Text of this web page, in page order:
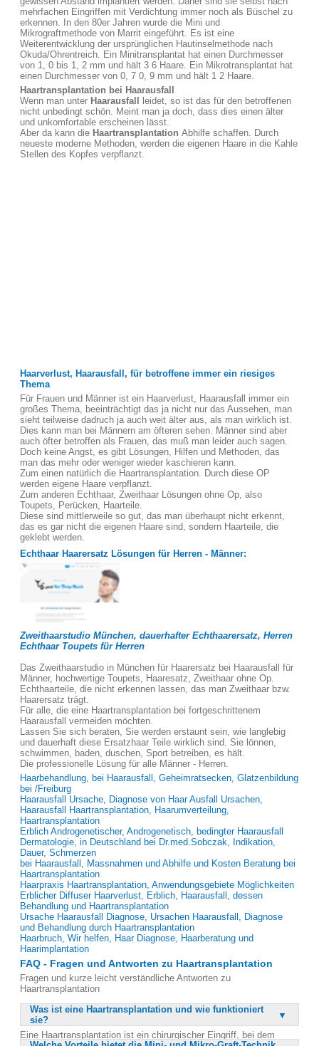
mehrfachen Eingriffen mit Verdichtung immer noch als Büschel zu
erkennen. In den 80er Jahren wurde die Mini und
Mikrograftmethode von Marrit eingeführt. Es ist eine
Weiterentwicklung der ursprünglichen Hautinselmethode nach
Okuda/Ohrentreich. Ein Minitransplantat hat einen Durchmesser
von 1, 0 bis 1, 2 mm und hält 3 6 Haare. Ein Mikrotransplantat hat
einen Durchmesser von 0, 7 0, 9 mm und hält 1 2 Haare.
Haartransplantation bei Haarausfall
Wenn man unter Haarausfall
leidet, so ist das für den betroffenen
nicht unbedingt schön. Meint man ja doch, dass dies einen älter
und unkomfortable erscheinen lässt.
Aber da kann die Haartransplantation Abhilfe schaffen. Durch
neueste moderne Methoden, werden die eigenen Haare in die Kahle
Stellen des Kopfes verpflanzt.
Haarverlust, Haarausfall, für betroffene immer ein riesiges
Thema
Für Frauen und Männer ist ein Haarverlust, Haarausfall immer ein
großes Thema, beeinträchtigt das ja nicht nur das Aussehen, man
sieht teilweise dadruch ja auch weit älter aus, als man wirklich ist.
Dies kann man bei Männern am öfteren sehen. Männer sind aber
auch öfter betroffen als Frauen, das muß man leider auch sagen.
Doch keine Angst, es gibt Lösungen, Hilfen und Methoden, das
man das mehr oder weniger wieder kaschieren kann.
Zum einen natürlich die Haartransplantation. Durch diese OP
werden eigene Haare verpflanzt.
Zum anderen Echthaar, Zweithaar Lösungen ohne Op, also
Toupets, Perücken, Haarteile.
Diese sind mittlerweile so gut, das man überhaupt nicht erkennt,
das es gar nicht die eigenen Haare sind, sondern Haarteile, die
geklebt werden.
Echthaar Haarersatz Lösungen für Herren - Männer:
Zweithaarstudio München, dauerhafter Echthaarersatz, Herren
Echthaar Toupets für Herren
Das Zweithaarstudio in München für Haarersatz bei Haarausfall für
Männer, hochwertige Toupets, Haaresatz, Zweithaar ohne Op.
Echthaarteile, die nicht erkennen lassen, das man Zweithaar bzw.
Haarersatz trägt.
Für alle, die eine Haartransplantation bei fortgeschrittenem
Haarausfall vermeiden möchten.
Lassen Sie sich beraten, Sie werden erstaunt sein, wie langlebig
und dauerhaft diese Ersatzhaar Teile wirklich sind. Sie lönnen,
schwimmen, baden, duschen, Sport betreiben, es hält.
Die professionelle Lösung für alle Männer - Herren.
Haarbehandlung, bei Haarausfall, Geheimratsecken, Glatzenbildung
bei /Freiburg
Haarausfall Ursache, Diagnose von Haar Ausfall Ursachen,
Haarausfall Haartransplantation, Haarumverteilung,
Haartransplantation
Erblich Androgenetischer, Androgenetisch, bedingter Haarausfall
Dermatologie, in Deutschland bei Dr.med.Sobczak, Indikation,
Dauer, Schmerzen
bei Haarausfall, Massnahmen und Abhilfe und Kosten Beratung bei
Haartransplantation
Haarpraxis Haartransplantation, Anwendungsgebiete Möglichkeiten
Erblicher Diffuser Haarverlust, Erblich, Haarausfall, dessen
Behandlung und Haartransplantation
Ursache Haarausfall Diagnose, Ursachen Haarausfall, Diagnose
und Behandlung durch Haartransplantation
Haarbruch, Wir helfen, Haar Diagnose, Haarberatung und
Haarimplantation
FAQ - Fragen und Antworten zu Haartransplantation
Fragen und kurze leicht verständliche Antworten zu
Haartransplantation
Was ist eine Haartransplantation und wie funktioniert
sie?
Eine Haartransplantation ist ein chirurgischer Eingriff, bei dem